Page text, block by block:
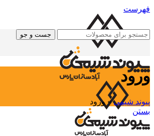
فهرست
جست و جو
ورود
پیوند شیمی» ورود
بستن
دسته ها